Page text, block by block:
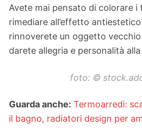
Avete mai pensato di colorare
rimediare all’effetto
rinnoverete un oggetto
darete allegria e personalità
foto: ©
Guarda anche: Termoarredi:
il bagno, radiatori design per